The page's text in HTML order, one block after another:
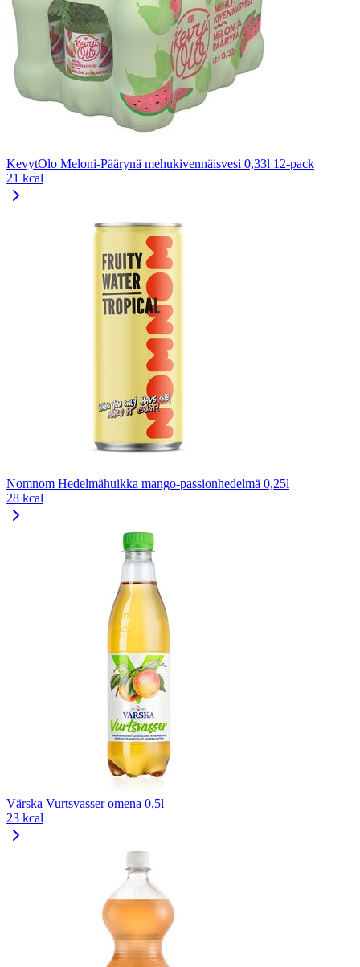
KevytOlo Meloni-Päärynä mehukivennäisvesi 0,33l 12-pack
21 kcal
Nomnom Hedelmähuikka mango-passionhedelmä 0,25l
28 kcal
Värska Vurtsvasser omena 0,5l
23 kcal